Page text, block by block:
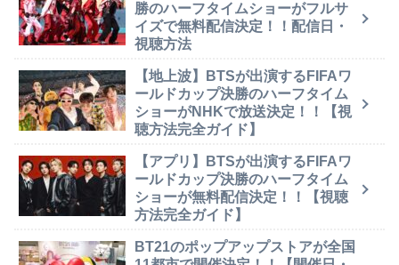
勝のハーフタイムショーがフルサ
イズで無料配信決定！！配信日・
視聴方法
【地上波】BTSが出演するFIFAワ
ールドカップ決勝のハーフタイム
ショーがNHKで放送決定！！【視
聴方法完全ガイド】
【アプリ】BTSが出演するFIFAワ
ールドカップ決勝のハーフタイム
ショーが無料配信決定！！【視聴
方法完全ガイド】
BT21のポップアップストアが全国